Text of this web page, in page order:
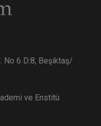
Oturum: FİKRİ
No 6 D:8, Beşiktaş/
ve Enstitü